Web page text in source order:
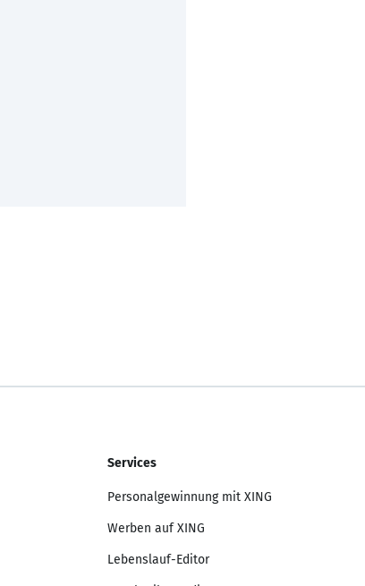
Services
Personalgewinnung mit XING
Werben auf XING
Lebenslauf-Editor